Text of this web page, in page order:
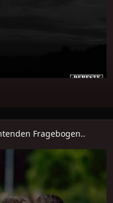
Fragebogen..